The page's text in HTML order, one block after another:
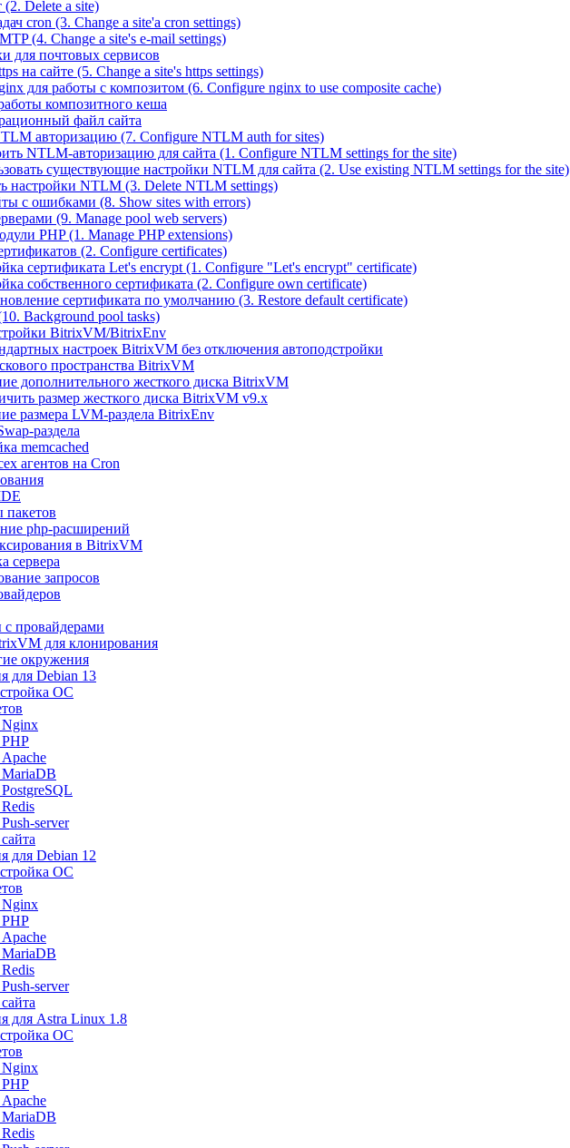
(2. Delete a site)
cron (3. Change a site'a cron settings)
(4. Change a site's e-mail settings)
для почтовых сервисов
на сайте (5. Change a site's https settings)
для работы с композитом (6. Configure nginx to use composite cache)
композитного кеша
файл сайта
авторизацию (7. Configure NTLM auth for sites)
NTLM-авторизацию для сайта (1. Configure NTLM settings for the site)
существующие настройки NTLM для сайта (2. Use existing NTLM settings for the site)
настройки NTLM (3. Delete NTLM settings)
с ошибками (8. Show sites with errors)
(9. Manage pool web servers)
PHP (1. Manage PHP extensions)
(2. Configure certificates)
сертификата Let's encrypt (1. Configure "Let's encrypt" certificate)
собственного сертификата (2. Configure own certificate)
сертификата по умолчанию (3. Restore default certificate)
Background pool tasks)
BitrixVM/BitrixEnv
настроек BitrixVM без отключения автоподстройки
пространства BitrixVM
дополнительного жесткого диска BitrixVM
размер жесткого диска BitrixVM v9.x
размера LVM-раздела BitrixEnv
раздела
memcached
агентов на Cron
php-расширений
в BitrixVM
сервера
запросов
провайдерами
для клонирования
окружения
для Debian 13
ОС
server
для Debian 12
ОС
server
для Astra Linux 1.8
ОС